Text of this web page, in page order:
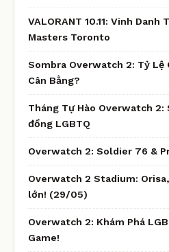
VALORANT 10.11: Vinh Danh
Masters Toronto
Sombra Overwatch 2: Tỷ Lệ
Cân Bằng?
Tháng Tự Hào Overwatch 2:
đồng LGBTQ
Overwatch 2: Soldier 76 &
Overwatch 2 Stadium:
lớn! (29/05)
Overwatch 2: Khám Phá
Game!